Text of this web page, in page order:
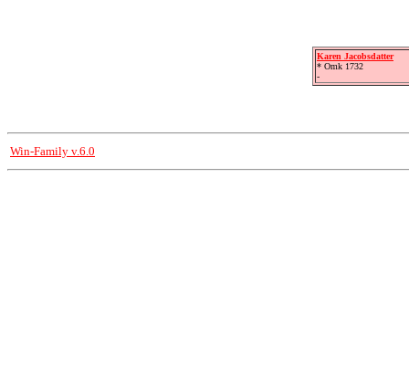
Karen Jacobsdatter
* Omk 1732
-
Win-Family v.6.0